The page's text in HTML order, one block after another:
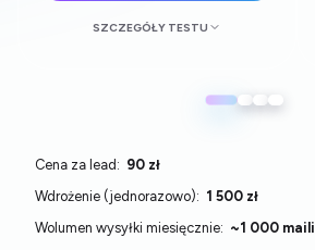
SZCZEGÓŁY TESTU
Agenta AI dla klientów z danej branży.
Cena za lead: 90 zł
Wdrożenie (jednorazowo): 1 500 zł
Wolumen wysyłki miesięcznie: ~1 000 maili